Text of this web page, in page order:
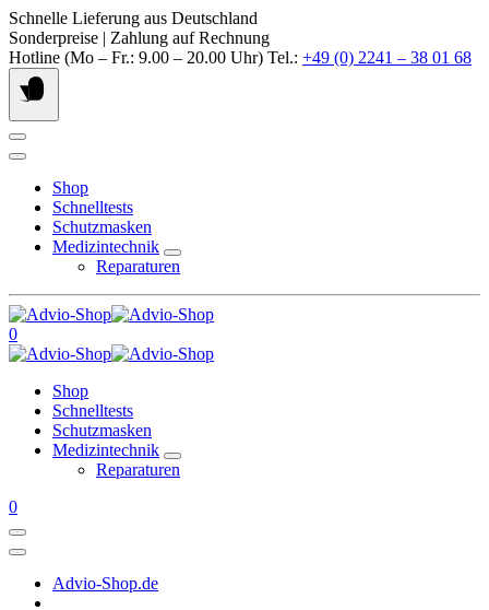
Springe
zum
Inhalt
Schnelle Lieferung aus Deutschland
Sonderpreise | Zahlung auf Rechnung
Hotline (Mo – Fr.: 9.00 – 20.00 Uhr) Tel.: +49 (0) 2241 – 38 01 68
Shop
Schnelltests
Schutzmasken
Medizintechnik
Reparaturen
0
Shop
Schnelltests
Schutzmasken
Medizintechnik
Reparaturen
0
Advio-Shop.de